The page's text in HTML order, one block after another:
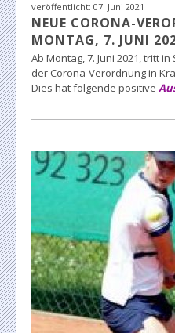
veröffentlicht: 07. Juni 2021
NEUE CORONA-
MONTAG, 7. JUNI
Ab Montag, 7. Juni 2021, tritt
der Corona-Verordnung in
Dies hat folgende positive